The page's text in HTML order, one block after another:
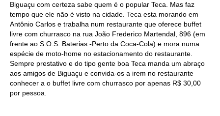
Biguaçu com certeza sabe quem é o popular Teca. Mas faz
tempo que ele não é visto na cidade. Teca esta morando em
Antônio Carlos e trabalha num restaurante que oferece buffet
livre com churrasco na rua João Frederico Martendal, 896 (em
frente ao S.O.S. Baterias -Perto da Coca-Cola) e mora numa
espécie de moto-home no estacionamento do restaurante.
Sempre prestativo e do tipo gente boa Teca manda um abraço
aos amigos de Biguaçu e convida-os a irem no restaurante
conhecer a o buffet livre com churrasco por apenas R$ 30,00
por pessoa.